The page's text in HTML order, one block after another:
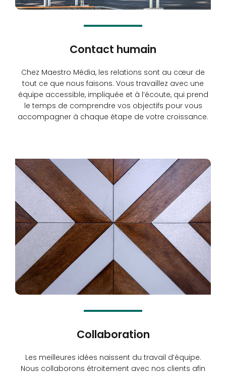
Contact humain
Chez Maestro Média, les relations sont au cœur de
tout ce que nous faisons. Vous travaillez avec une
équipe accessible, impliquée et à l’écoute, qui prend
le temps de comprendre vos objectifs pour vous
accompagner à chaque étape de votre croissance.
Collaboration
Les meilleures idées naissent du travail d’équipe.
Nous collaborons étroitement avec nos clients afin